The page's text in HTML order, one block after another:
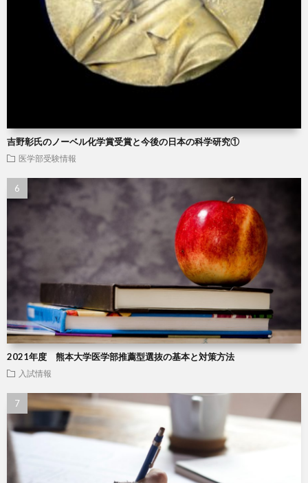
吉野彰氏のノーベル化学賞受賞と今後の日本の科学研究①
医学部受験情報
2021年度 熊本大学医学部推薦型選抜の基本と対策方法
入試情報